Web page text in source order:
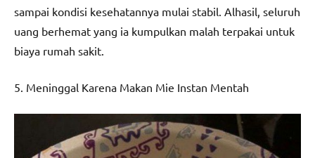
sampai kondisi kesehatannya mulai stabil. Alhasil, seluruh
uang berhemat yang ia kumpulkan malah terpakai untuk
biaya rumah sakit.
5. Meninggal Karena Makan Mie Instan Mentah